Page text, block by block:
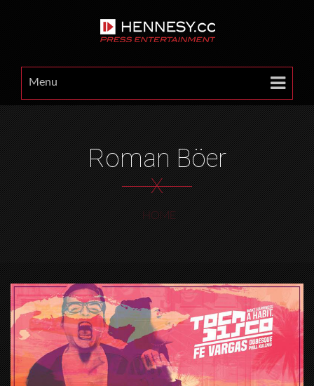
Menu
Roman Böer
X
HOME